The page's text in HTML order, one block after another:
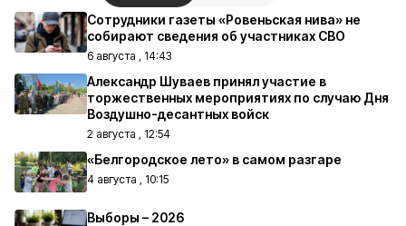
Сотрудники газеты «Ровеньская нива» не
собирают сведения об участниках СВО
6 августа , 14:43
Александр Шуваев принял участие в
торжественных мероприятиях по случаю Дня
Воздушно-десантных войск
2 августа , 12:54
«Белгородское лето» в самом разгаре
4 августа , 10:15
Выборы – 2026